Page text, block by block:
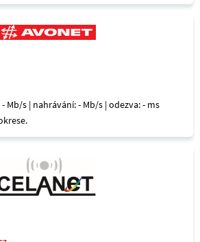
Mb/s | nahrávání: - Mb/s | odezva: - ms